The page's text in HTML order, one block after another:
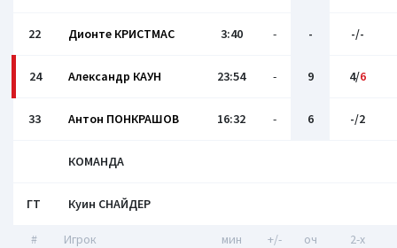
22 Дионте КРИСТМАС 3:40 - - -/-
24 Александр КАУН 23:54 - 9 4/6
33 Антон ПОНКРАШОВ 16:32 - 6 -/2
КОМАНДА
ГТ Куин СНАЙДЕР
# Игрок мин +/- оч 2-x